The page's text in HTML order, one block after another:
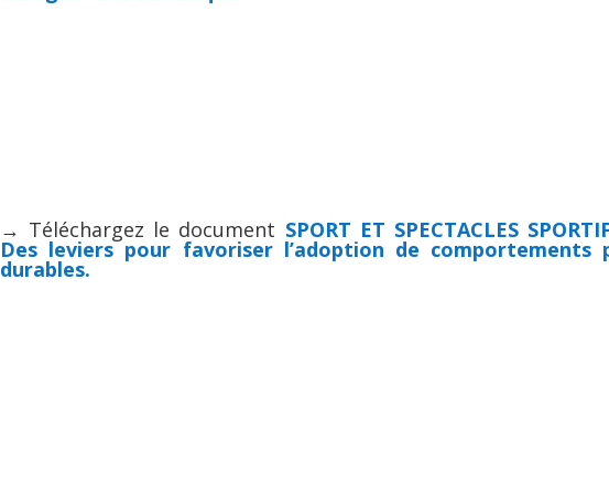
→ Téléchargez le document SPORT ET SPECTACLES
Des leviers pour favoriser l’adoption de comportements
durables.